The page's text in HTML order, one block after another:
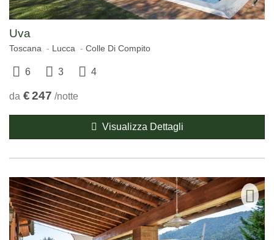
Uva
Toscana Lucca Colle Di Compito
6 3 4
da €247 /notte
Visualizza Dettagli